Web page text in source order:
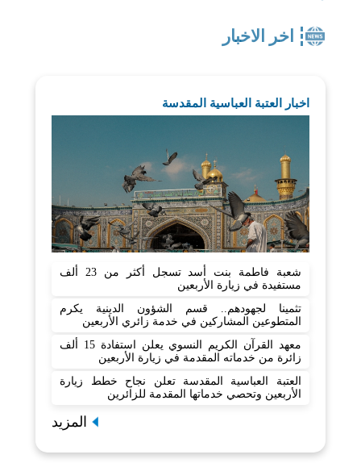
اخر الاخبار
اخبار العتبة العباسية المقدسة
شعبة فاطمة بنت أسد تسجل أكثر من 23 ألف
مستفيدة في زيارة الأربعين
تثمينا لجهودهم.. قسم الشؤون الدينية يكرم
المتطوعين المشاركين في خدمة زائري الأربعين
معهد القرآن الكريم النسوي يعلن استفادة 15 ألف
زائرة من خدماته المقدمة في زيارة الأربعين
العتبة العباسية المقدسة تعلن نجاح خطط زيارة
الأربعين وتحصي خدماتها المقدمة للزائرين
المزيد